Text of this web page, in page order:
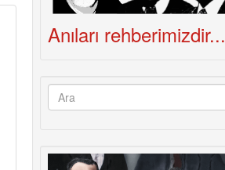
Anıları rehberimizdir...
Arama